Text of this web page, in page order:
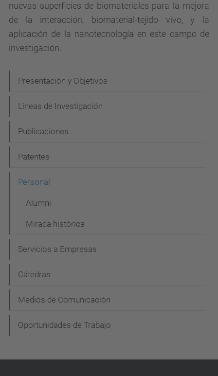
nuevas superficies de biomateriales para la mejora
de la interacción, biomaterial-tejido vivo, y la
aplicación de la nanotecnología en este campo de
investigación.
a
v
g
a
n
Presentación y Objetivos
Líneas de Investigación
Publicaciones
Patentes
Personal
Alumni
Mirada histórica
Servicios a Empresas
Cátedras
Medios de Comunicación
Oportunidades de Trabajo